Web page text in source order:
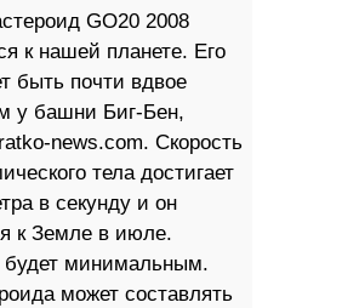
GO20 2008
к нашей планете. Его
быть почти вдвое
у башни Биг-Бен,
news.com. Скорость
тела достигает
в секунду и он
к Земле в июле.
будет минимальным.
может составлять